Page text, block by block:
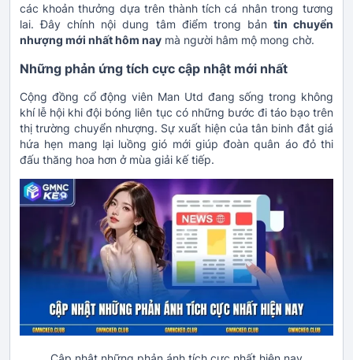
các khoản thưởng dựa trên thành tích cá nhân trong tương
lai. Đây chính nội dung tâm điểm trong bản tin chuyển
nhượng mới nhất hôm nay mà người hâm mộ mong chờ.
Những phản ứng tích cực cập nhật mới nhất
Cộng đồng cổ động viên Man Utd đang sống trong không
khí lễ hội khi đội bóng liên tục có những bước đi táo bạo trên
thị trường chuyển nhượng. Sự xuất hiện của tân binh đắt giá
hứa hẹn mang lại luồng gió mới giúp đoàn quân áo đỏ thi
đấu thăng hoa hơn ở mùa giải kế tiếp.